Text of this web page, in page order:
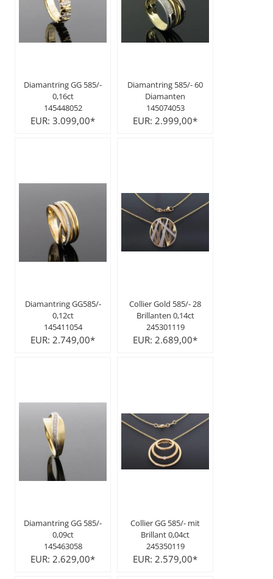
Ohrschmuck
Sonstige
Diamantring GG 585/-
0,16ct
145448052
EUR: 3.099,00*
Diamantring 585/- 60
Diamanten
145074053
EUR: 2.999,00*
Diamantring GG585/-
0,12ct
145411054
EUR: 2.749,00*
Collier Gold 585/- 28
Brillanten 0,14ct
245301119
EUR: 2.689,00*
Diamantring GG 585/-
0,09ct
145463058
EUR: 2.629,00*
Collier GG 585/- mit
Brillant 0,04ct
245350119
EUR: 2.579,00*